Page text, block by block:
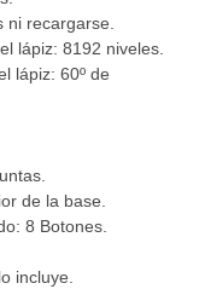
recargarse.
lápiz: 8192 niveles.
lápiz: 60º de
de la base.
8 Botones.
incluye.